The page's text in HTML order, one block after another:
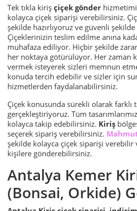
Tek tıkla kiriş çiçek gönder
kolayca çiçek siparişi verebilirsiniz.
şekilde hazırlıyoruz ve güvenli
Çiçeklerinizin teslim edilme anına
muhafaza ediliyor. Hiçbir şekilde
her noktaya götürülüyor. Her zaman
vermek isteyerek sizleri memnun
konuda tercih edebilir ve sizler için
hizmetlerden faydalanabilirsiniz.
Çiçek konusunda sürekli olarak farklı
gerçekleştiriyoruz. Tüm
kolayca takip edebilirsiniz. Kiriş
seçerek sipariş verebilirsiniz.
şekilde kolayca çiçek siparişi verebilir
kişilere gönderebilirsiniz.
Antalya Kemer
(Bonsai, Orkide)